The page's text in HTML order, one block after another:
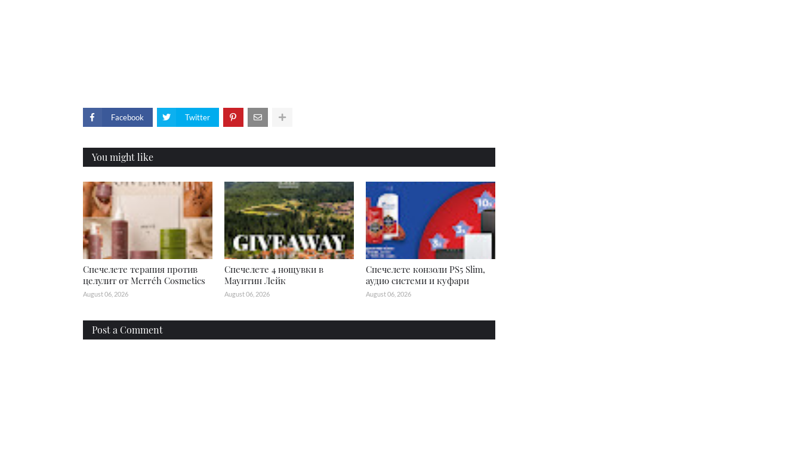
Facebook Twitter
You might like
Спечелете терапия против
целулит от Merréh Cosmetics
August 06, 2026
Спечелете 4 нощувки в
Маунтин Лейк
August 06, 2026
Спечелете конзоли PS5 Slim,
аудио системи и куфари
August 06, 2026
Post a Comment